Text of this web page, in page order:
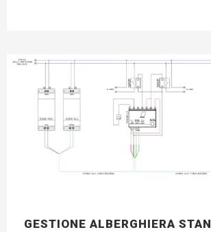
GESTIONE ALBERGHIERA